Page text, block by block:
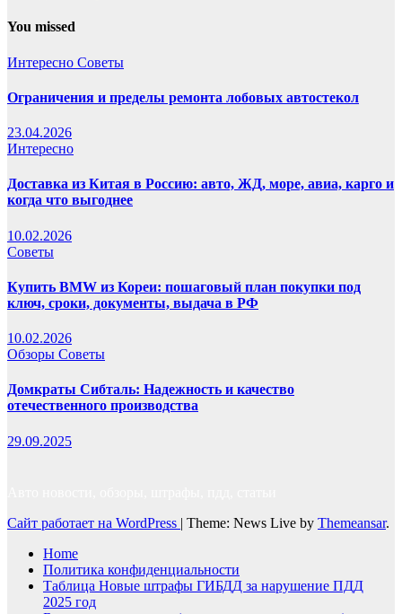
You missed
Интересно Советы
Ограничения и пределы ремонта лобовых автостекол
23.04.2026
Интересно
Доставка из Китая в Россию: авто, ЖД, море, авиа, карго и
когда что выгоднее
10.02.2026
Советы
Купить BMW из Кореи: пошаговый план покупки под
ключ, сроки, документы, выдача в РФ
10.02.2026
Обзоры Советы
Домкраты Сибталь: Надежность и качество
отечественного производства
29.09.2025
Сайт работает на WordPress | Theme: News Live by Themeansar.
Home
Политика конфиденциальности
Таблица Новые штрафы ГИБДД за нарушение ПДД
2025 год